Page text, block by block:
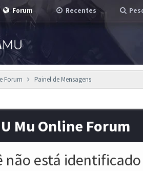
Forum Recentes
Forum Painel de Mensagens
Mu Online Forum
não está